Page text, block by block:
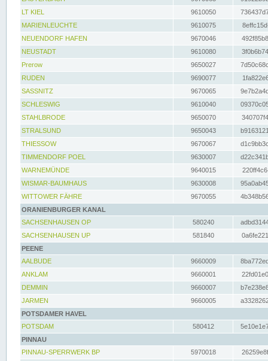
LT KIEL
9610050
MARIENLEUCHTE
9610075
NEUENDORF HAFEN
9670046
NEUSTADT
9610080
Prerow
9650027
RUDEN
9690077
SASSNITZ
9670065
SCHLESWIG
9610040
STAHLBRODE
9650070
STRALSUND
9650043
THIESSOW
9670067
TIMMENDORF POEL
9630007
WARNEMÜNDE
9640015
WISMAR-BAUMHAUS
9630008
WITTOWER FÄHRE
9670055
ORANIENBURGER KANAL
SACHSENHAUSEN OP
580240
SACHSENHAUSEN UP
581840
PEENE
AALBUDE
9660009
ANKLAM
9660001
DEMMIN
9660007
JARMEN
9660005
POTSDAMER HAVEL
POTSDAM
580412
PINNAU
PINNAU-SPERRWERK BP
5970018